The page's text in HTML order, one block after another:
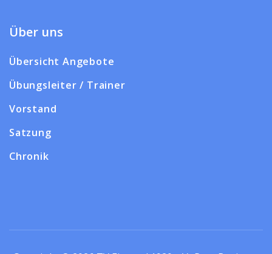
Über uns
Übersicht Angebote
Übungsleiter / Trainer
Vorstand
Satzung
Chronik